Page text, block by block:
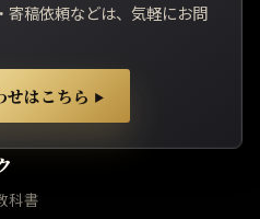
科書
寄稿依頼などは、気軽にお問
せはこちら ▶